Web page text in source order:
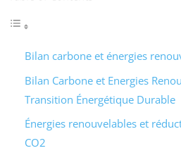
Bilan carbone et énergies
Bilan Carbone et Energies
Transition Énergétique Durable
Énergies renouvelables et
CO2